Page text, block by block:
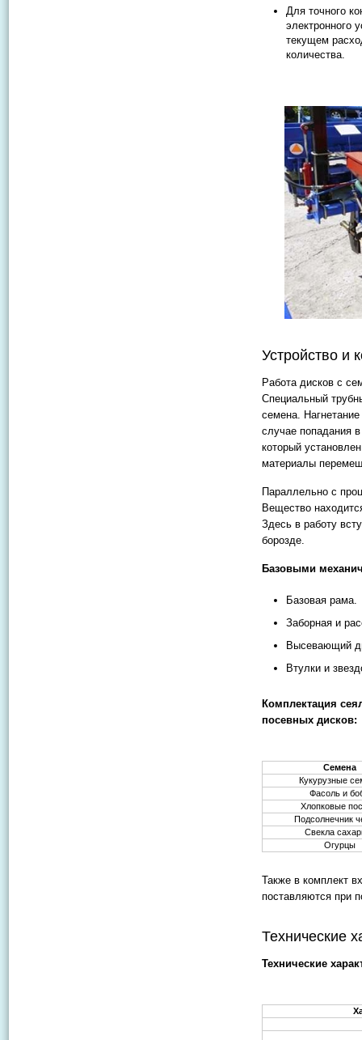
Для точного
электронного
текущем
количества.
Устройство и
Работа дисков с
Специальный
семена.
случае попадания
который
материалы
Параллельно с
Вещество
Здесь в работу
борозде.
Базовыми
Базовая рама.
Заборная и
Высевающий
Втулки и
Комплектация
посевных дисков:
Семена
Кукурузные
Фасоль и
Хлопковые
Подсолнечник
Свекла
Огурцы
Также в комплект
поставляются при
Технические
Технические